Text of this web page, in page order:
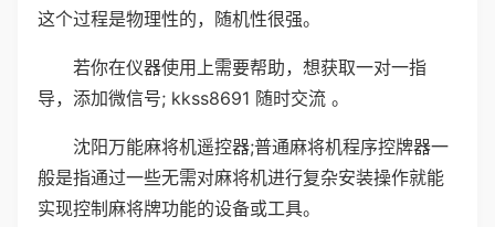
这个过程是物理性的，随机性很强。
若你在仪器使用上需要帮助，想获取一对一指
导，添加微信号; kkss8691 随时交流 。
沈阳万能麻将机遥控器;普通麻将机程序控牌器一
般是指通过一些无需对麻将机进行复杂安装操作就能
实现控制麻将牌功能的设备或工具。